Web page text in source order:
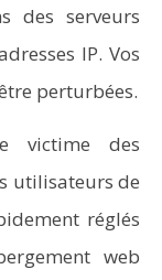
des serveurs
IP. Vos
perturbées.
victime des
utilisateurs de
réglés
web